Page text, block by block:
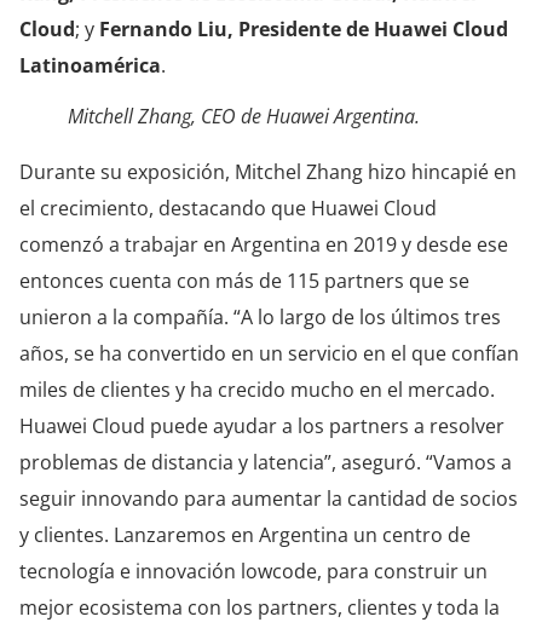
Cloud; y Fernando Liu, Presidente de Huawei Cloud
Latinoamérica.
Mitchell Zhang, CEO de Huawei Argentina.
Durante su exposición, Mitchel Zhang hizo hincapié en
el crecimiento, destacando que Huawei Cloud
comenzó a trabajar en Argentina en 2019 y desde ese
entonces cuenta con más de 115 partners que se
unieron a la compañía. “A lo largo de los últimos tres
años, se ha convertido en un servicio en el que confían
miles de clientes y ha crecido mucho en el mercado.
Huawei Cloud puede ayudar a los partners a resolver
problemas de distancia y latencia”, aseguró. “Vamos a
seguir innovando para aumentar la cantidad de socios
y clientes. Lanzaremos en Argentina un centro de
tecnología e innovación lowcode, para construir un
mejor ecosistema con los partners, clientes y toda la